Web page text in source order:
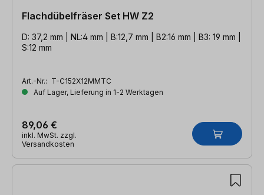
Flachdübelfräser Set HW Z2
D: 37,2 mm | NL:4 mm | B:12,7 mm | B2:16 mm | B3: 19 mm |
S:12 mm
Art.-Nr.: T-C152X12MMTC
Auf Lager, Lieferung in 1-2 Werktagen
89,06 €
inkl. MwSt. zzgl.
Versandkosten